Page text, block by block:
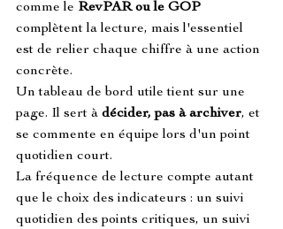
comme le RevPAR ou le GOP
complètent la lecture, mais l'essentiel
est de relier chaque chiffre à une action
concrète.
Un tableau de bord utile tient sur une
page. Il sert à décider, pas à archiver, et
se commente en équipe lors d'un point
quotidien court.
La fréquence de lecture compte autant
que le choix des indicateurs : un suivi
quotidien des points critiques, un suivi